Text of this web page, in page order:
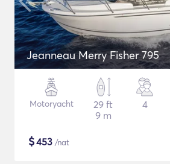
Jeanneau Merry Fisher 795
Motoryacht
29 ft
9 m
4
$453 /nat